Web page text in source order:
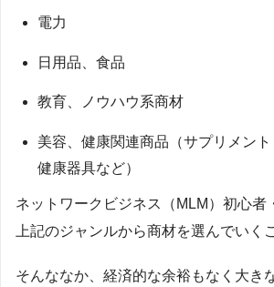
電力
日用品、食品
教育、ノウハウ系商材
美容、健康関連商品（サプリメント
健康器具など）
ネットワークビジネス（MLM）初心者
上記のジャンルから商材を選んでいく
そんななか、経済的な余裕もなく大き